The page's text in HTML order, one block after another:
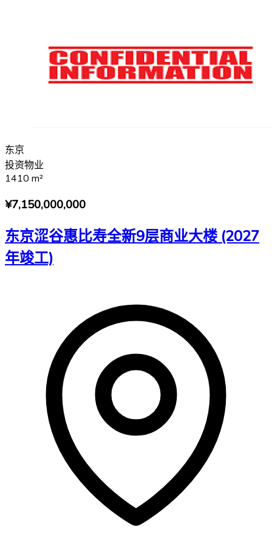
东京
投资物业
1410 m²
¥7,150,000,000
东京涩谷惠比寿全新9层商业大楼 (2027
年竣工)